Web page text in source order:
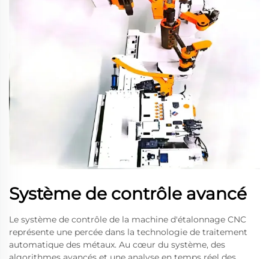
Système de contrôle avancé
Le système de contrôle de la machine d'étalonnage CNC
représente une percée dans la technologie de traitement
automatique des métaux. Au cœur du système, des